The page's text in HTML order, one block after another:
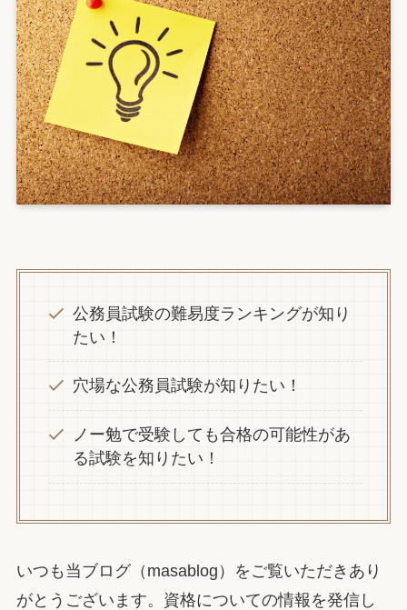
公務員試験の難易度ランキングが知り
たい！
穴場な公務員試験が知りたい！
ノー勉で受験しても合格の可能性があ
る試験を知りたい！
いつも当ブログ（masablog）をご覧いただきあり
がとうございます。資格についての情報を発信し